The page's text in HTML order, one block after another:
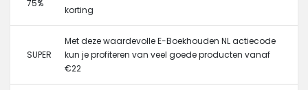
75%
korting
SUPER
Met deze waardevolle E-Boekhouden NL actiecode
kun je profiteren van veel goede producten vanaf
€22